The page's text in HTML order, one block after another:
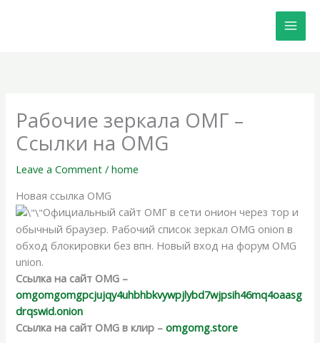
Рабочие зеркала ОМГ –
Ссылки на OMG
Leave a Comment /home
Новая ссылка OMG
Официальный сайт ОМГ в сети онион через тор и
обычный браузер. Рабочий список зеркал OMG onion в
обход блокировки без впн. Новый вход на форум OMG
union.
Ссылка на сайт OMG –
omgomgomgpcjujqy4uhbhbkvywpjlybd7wjpsih46mq4oaasg
drqswid.onion
Ссылка на сайт OMG в клир –omgomg.store